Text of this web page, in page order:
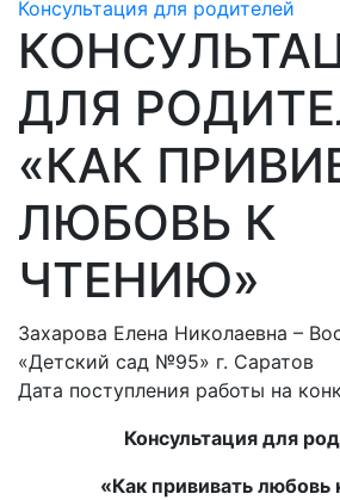
Консультация для родителей
ДЛЯ
«КАК
ЛЮБОВЬ К
ЧТЕНИЮ»
Захарова Елена Николаевна –
«Детский сад №95» г. Саратов
Дата поступления работы на
Консультация для
«Как прививать любовь